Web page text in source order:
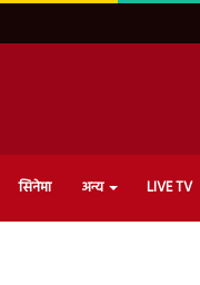
सिनेमा अन्य LIVE TV